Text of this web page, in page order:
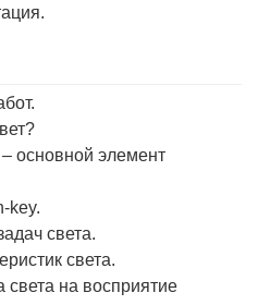
основной элемент
key.
света.
света.
света на восприятие